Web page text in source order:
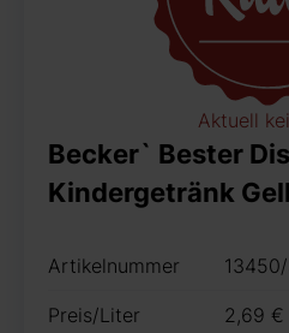
Aktuell
Becker` Bester
Kindergetränk
Artikelnummer
Preis/Liter 2,69 €